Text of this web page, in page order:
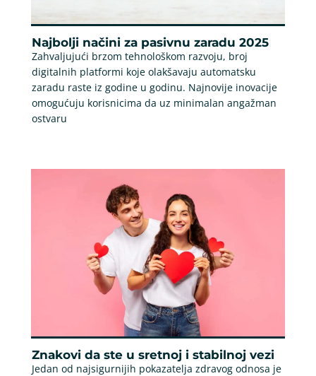
Najbolji načini za pasivnu zaradu 2025
Zahvaljujući brzom tehnološkom razvoju, broj
digitalnih platformi koje olakšavaju automatsku
zaradu raste iz godine u godinu. Najnovije inovacije
omogućuju korisnicima da uz minimalan angažman
ostvaru
Znakovi da ste u sretnoj i stabilnoj vezi
Jedan od najsigurnijih pokazatelja zdravog odnosa je